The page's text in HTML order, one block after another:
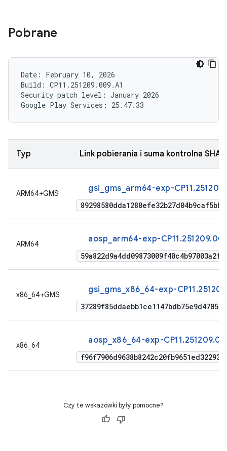
Pobrane
Date: February 10, 2026
Build: CP11.251209.009.A1
Security patch level: January 2026
Typ Link pobierania i suma kontrolna SHA-
ARM64+GMS gsi_gms_arm64-exp-
ARM64 aosp_arm64-exp-
x86_64+GMS gsi_gms_x86_64-exp-
x86_64 aosp_x86_64-exp-
Czy te wskazówki były pomocne?